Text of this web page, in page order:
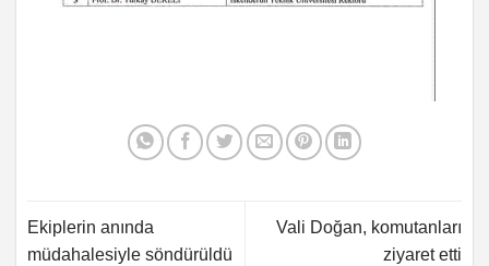
Ekiplerin anında
müdahalesiyle söndürüldü
Vali Doğan, komutanları
ziyaret etti